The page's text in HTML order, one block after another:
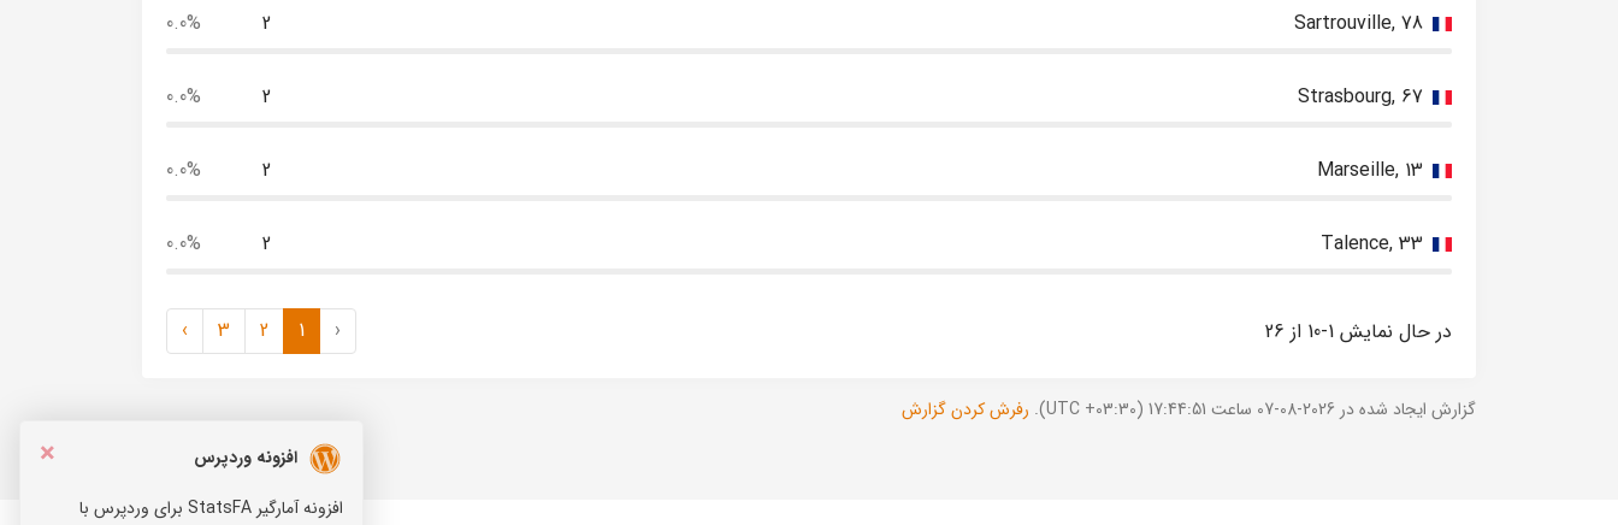
Sartrouville, 78
2
0.0%
Strasbourg, 67
2
0.0%
Marseille, 13
2
0.0%
Talence, 33
2
0.0%
در حال نمایش 1-10 از 26 ‹
1
2
3
›
گزارش ایجاد شده در 2026-08-07 ساعت 17:44:51 (UTC +03:30). رفرش کردن گزارش
×
افزونه وردپرس
افزونه آمارگیر StatsFA برای وردپرس با